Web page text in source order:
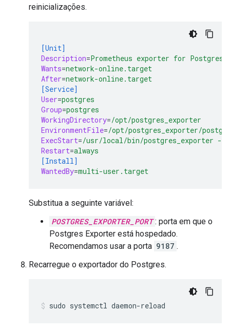
reinicializações.
[Unit]
Description=Prometheus exporter for
Wants=network-online.target
After=network-online.target
[Service]
User=postgres
Group=postgres
WorkingDirectory=/opt/postgres_exporter
EnvironmentFile=/opt/postgres_exporter/
ExecStart=/usr/local/bin/postgres_exporter --
Restart=always
[Install]
WantedBy=multi-user.target
Substitua a seguinte variável:
POSTGRES_EXPORTER_PORT : porta em que o
Postgres Exporter está hospedado.
Recomendamos usar a porta 9187 .
Recarregue o exportador do Postgres.